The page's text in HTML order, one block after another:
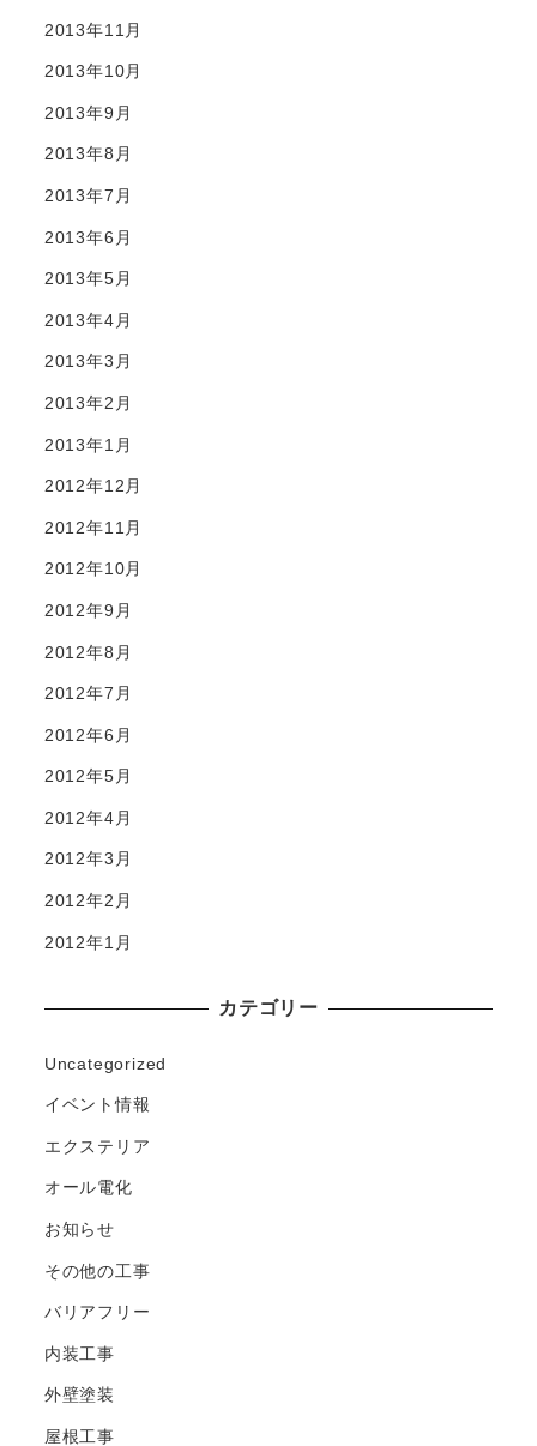
2013年11月
2013年10月
2013年9月
2013年8月
2013年7月
2013年6月
2013年5月
2013年4月
2013年3月
2013年2月
2013年1月
2012年12月
2012年11月
2012年10月
2012年9月
2012年8月
2012年7月
2012年6月
2012年5月
2012年4月
2012年3月
2012年2月
2012年1月
カテゴリー
Uncategorized
イベント情報
エクステリア
オール電化
お知らせ
その他の工事
バリアフリー
内装工事
外壁塗装
屋根工事